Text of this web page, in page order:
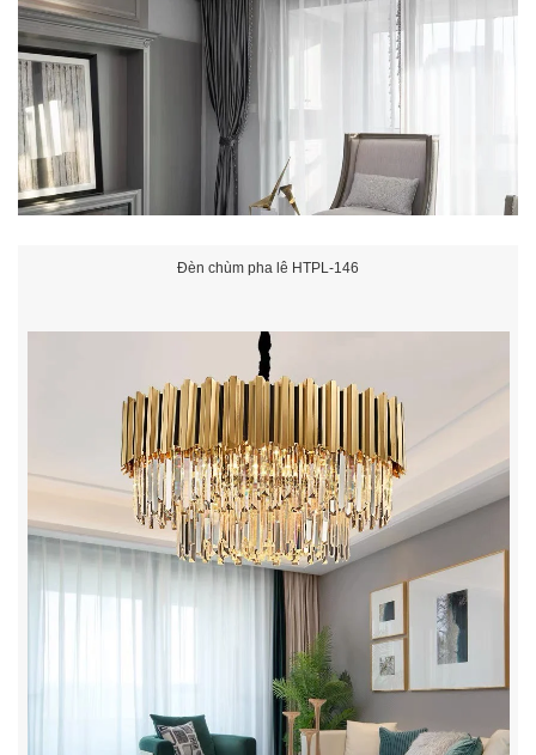
Đèn chùm pha lê HTPL-146